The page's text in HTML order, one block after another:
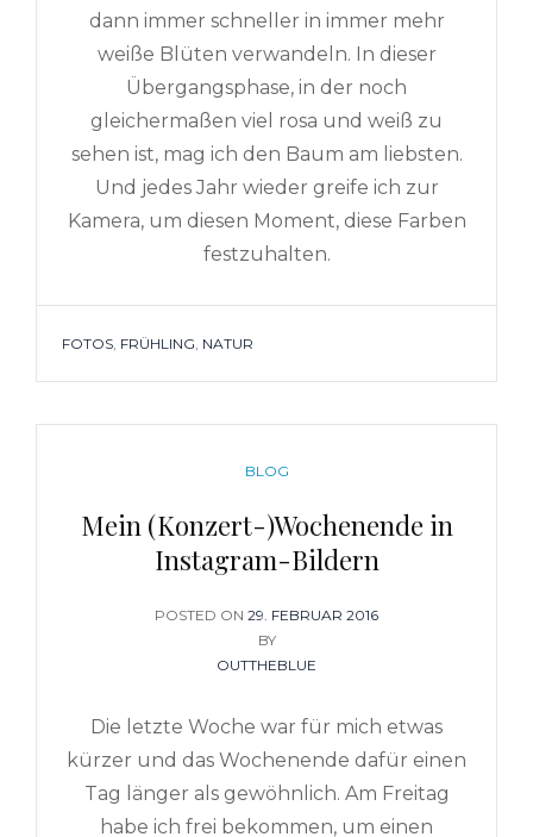
dann immer schneller in immer mehr
weiße Blüten verwandeln. In dieser
Übergangsphase, in der noch
gleichermaßen viel rosa und weiß zu
sehen ist, mag ich den Baum am liebsten.
Und jedes Jahr wieder greife ich zur
Kamera, um diesen Moment, diese Farben
festzuhalten.
TAGS
FOTOS FRÜHLING NATUR
CATEGORIES
BLOG
Mein (Konzert-)Wochenende in
Instagram-Bildern
POSTED ON POSTED
ON
29. FEBRUAR 2016
BY
OUTTHEBLUE
Die letzte Woche war für mich etwas
kürzer und das Wochenende dafür einen
Tag länger als gewöhnlich. Am Freitag
habe ich frei bekommen, um einen